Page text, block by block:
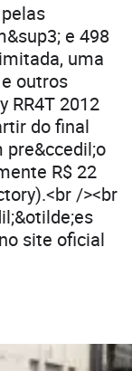
e 498
uma
outros
RR4T 2012
do final
pre&ccedil;o
R$ 22
/><br
site oficial